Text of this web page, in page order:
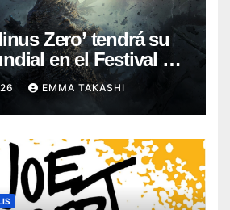
Zero’ tendrá su
en el Festival de
York
EMMA TAKASHI